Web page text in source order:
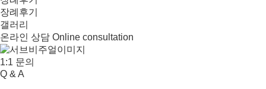
장례후기
갤러리
온라인 상담 Online consultation
1:1 문의
Q & A